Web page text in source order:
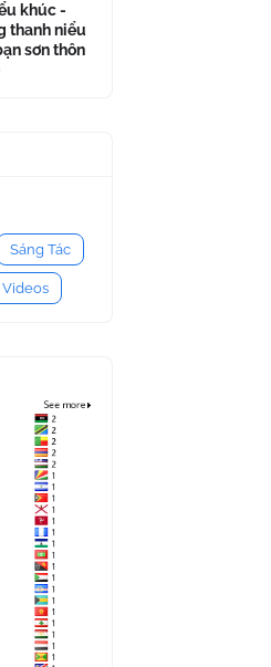
khúc -
thanh niểu
sơn thôn
Sáng Tác
Videos